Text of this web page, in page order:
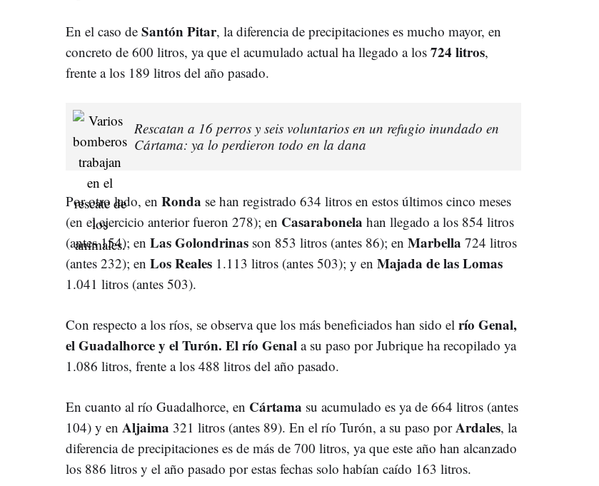
En el caso de Santón Pitar, la diferencia de precipitaciones es mucho mayor, en
concreto de 600 litros, ya que el acumulado actual ha llegado a los 724 litros,
frente a los 189 litros del año pasado.
Rescatan a 16 perros y seis voluntarios en un refugio inundado en
Cártama: ya lo perdieron todo en la dana
Por otro lado, en Ronda se han registrado 634 litros en estos últimos cinco meses
(en el ejercicio anterior fueron 278); en Casarabonela han llegado a los 854 litros
(antes 154); en Las Golondrinas son 853 litros (antes 86); en Marbella 724 litros
(antes 232); en Los Reales 1.113 litros (antes 503); y en Majada de las Lomas
1.041 litros (antes 503).
Con respecto a los ríos, se observa que los más beneficiados han sido el río Genal,
el Guadalhorce y el Turón. El río Genal a su paso por Jubrique ha recopilado ya
1.086 litros, frente a los 488 litros del año pasado.
En cuanto al río Guadalhorce, en Cártama su acumulado es ya de 664 litros (antes
104) y en Aljaima 321 litros (antes 89). En el río Turón, a su paso porArdales, la
diferencia de precipitaciones es de más de 700 litros, ya que este año han alcanzado
los 886 litros y el año pasado por estas fechas solo habían caído 163 litros.